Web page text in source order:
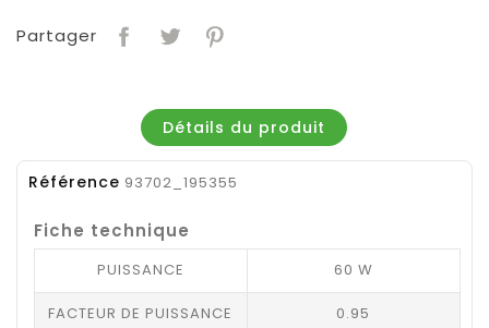
Partager
Détails du produit
Référence 93702_195355
Fiche technique
PUISSANCE 60 W
FACTEUR DE PUISSANCE 0.95